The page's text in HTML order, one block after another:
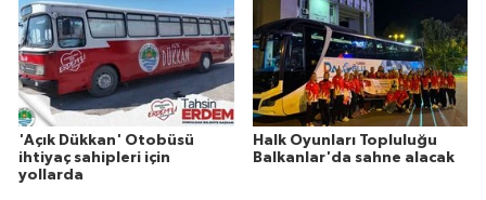
'Açık Dükkan' Otobüsü
ihtiyaç sahipleri için
yollarda
Halk Oyunları Topluluğu
Balkanlar'da sahne alacak